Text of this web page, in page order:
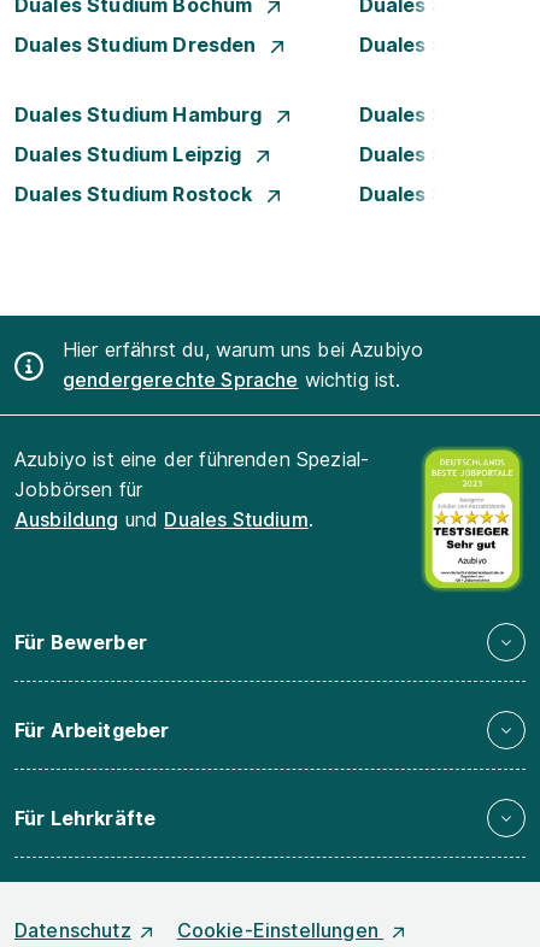
Duales Studium Bochum
Duales Studium
Duales Studium Dresden
Duales Studium
Duales Studium Hamburg
Duales Studium
Duales Studium Leipzig
Duales Studium
Duales Studium Rostock
Duales Studium
Hier erfährst du, warum uns bei Azubiyo
gendergerechte Sprache wichtig ist.
Azubiyo ist eine der führenden Spezial-
Jobbörsen für
Ausbildung und Duales Studium.
Für Bewerber
Für Arbeitgeber
Für Lehrkräfte
Datenschutz Cookie-Einstellungen